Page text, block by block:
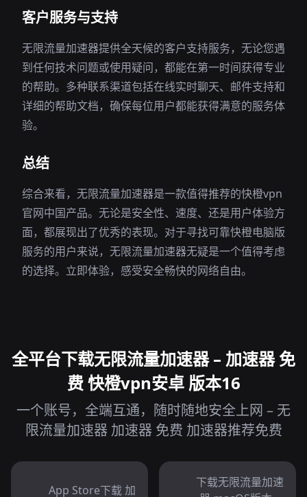
客户服务与支持
无限流量加速器提供全天候的客户支持服务，无论您遇
到任何技术问题或使用疑问，都能在第一时间获得专业
的帮助。多种联系渠道包括在线实时聊天、邮件支持和
详细的帮助文档，确保每位用户都能获得满意的服务体
验。
总结
综合来看，无限流量加速器是一款值得推荐的快橙vpn
官网中国产品。无论是安全性、速度、还是用户体验方
面，都展现出了优秀的表现。对于寻找可靠快橙电脑版
服务的用户来说，无限流量加速器无疑是一个值得考虑
的选择。立即体验，感受安全畅快的网络自由。
全平台下载无限流量加速器 – 加速器 免
费 快橙vpn安卓 版本16
一个账号，全端互通，随时随地安全上网 – 无
限流量加速器 加速器 免费 加速器推荐免费
App Store下载 加
下载无限流量加速